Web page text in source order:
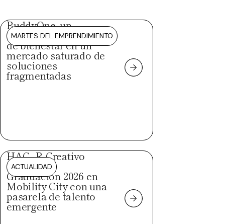
MARTES DEL EMPRENDIMIENTO
BuddyOne, un
ecosistema integral
de bienestar en un
mercado saturado de
soluciones
fragmentadas
ACTUALIDAD
HAC_R Creativo
celebra su
Graduación 2026 en
Mobility City con una
pasarela de talento
emergente